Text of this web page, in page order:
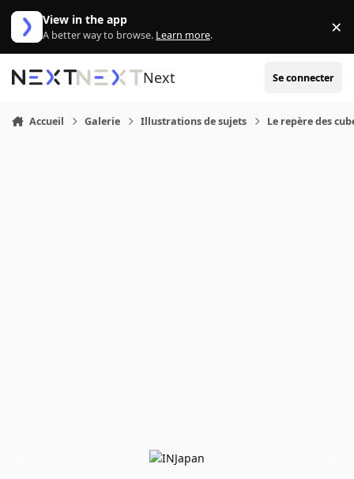
Aller au contenu
View in the app
A better way to browse. Learn more. ×
Next Se connecter
Accueil Galerie Illustrations de sujets Le repère des